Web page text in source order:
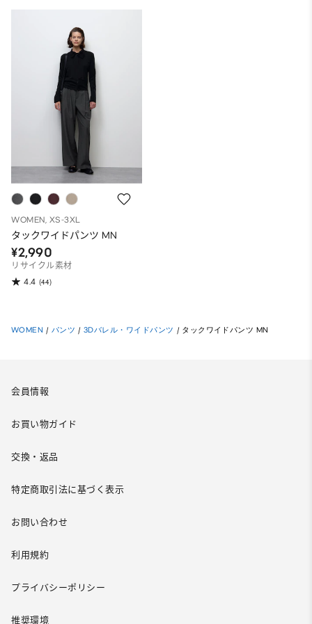
WOMEN, XS-3XL
タックワイドパンツ MN
¥2,990
リサイクル素材
4.4 (44)
WOMEN / パンツ / 3Dバレル・ワイドパンツ / タックワイドパンツ MN
会員情報
お買い物ガイド
交換・返品
特定商取引法に基づく表示
お問い合わせ
利用規約
プライバシーポリシー
推奨環境